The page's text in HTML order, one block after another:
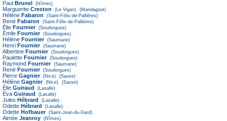
Paul Brunel (Nîmes)
Marguerite Creston (Le Vigan) (Mandagout)
Hélène Fabaron (Saint-Félix-de-Pallières)
René Fabaron (Saint-Félix-de-Pallières)
Élie Fournier (Soudorgues)
Émile Fournier (Soudorgues)
Hélène Fournier (Saumane)
Henri Fournier (Saumane)
Albertine Fournier (Soudorgues)
Paulette Fournier (Soudorgues)
Raymond Fournier (Saumane)
René Fournier (Soudorgues)
Pierre Gagnier (Nice) (Sauve)
Hélène Gagnier (Nice) (Sauve)
Élie Guiraud (Lasalle)
Éva Guiraud (Lasalle)
Jules Hébrard (Lasalle)
Odette Hébrard (Lasalle)
Odette Hofbauer (Saint-Jean-du-Gard)
Aimée Jeanroy (Nîmes)